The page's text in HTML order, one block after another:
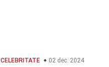
CELEBRITATE 02 dec. 2024